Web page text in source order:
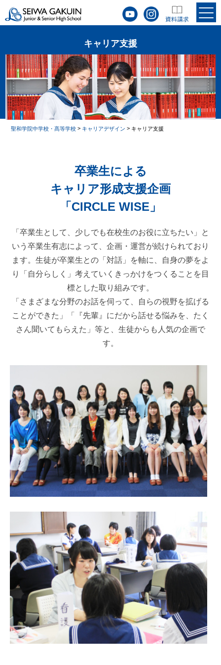
キャリア支援
聖和学院中学校・髙等学校 > キャリアデザイン > キャリア支援
卒業生による
キャリア形成支援企画
「CIRCLE WISE」
「卒業生として、少しでも在校生のお役に立ちたい」と
いう卒業生有志によって、企画・運営が続けられており
ます。生徒が卒業生との「対話」を軸に、自身の夢をよ
り「自分らしく」考えていくきっかけをつくることを目
標とした取り組みです。
「さまざまな分野のお話を伺って、自らの視野を拡げる
ことができた」「『先輩』にだから話せる悩みを、たく
さん聞いてもらえた」等と、生徒からも人気の企画で
す。